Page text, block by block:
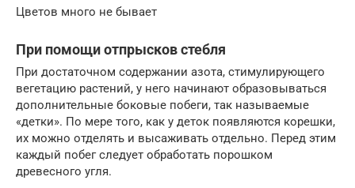
Цветов много не бывает
При помощи отпрысков стебля
При достаточном содержании азота, стимулирующего
вегетацию растений, у него начинают образовываться
дополнительные боковые побеги, так называемые
«детки». По мере того, как у деток появляются корешки,
их можно отделять и высаживать отдельно. Перед этим
каждый побег следует обработать порошком
древесного угля.